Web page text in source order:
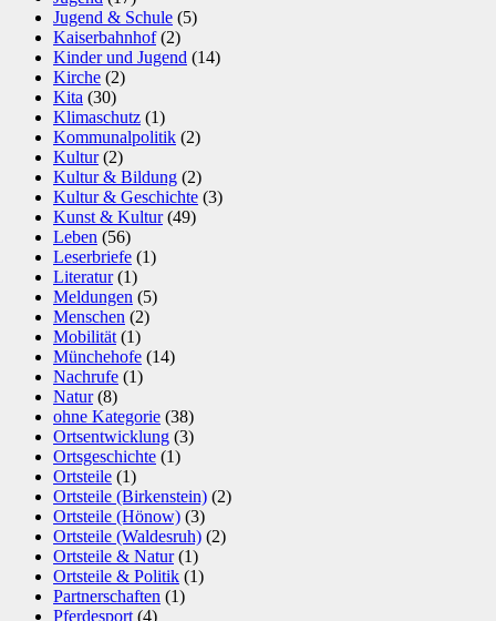
Jugend & Schule (5)
Kaiserbahnhof(2)
Kinder und Jugend (14)
Kirche (2)
Kita (30)
Klimaschutz (1)
Kommunalpolitik (2)
Kultur(2)
Kultur & Bildung (2)
Kultur & Geschichte (3)
Kunst & Kultur(49)
Leben (56)
Leserbriefe (1)
Literatur(1)
Meldungen (5)
Menschen (2)
Mobilität (1)
Münchehofe (14)
Nachrufe (1)
Natur(8)
ohne Kategorie (38)
Ortsentwicklung (3)
Ortsgeschichte (1)
Ortsteile (1)
Ortsteile (Birkenstein) (2)
Ortsteile (Hönow) (3)
Ortsteile (Waldesruh) (2)
Ortsteile & Natur(1)
Ortsteile & Politik (1)
Partnerschaften (1)
Pferdesport (4)